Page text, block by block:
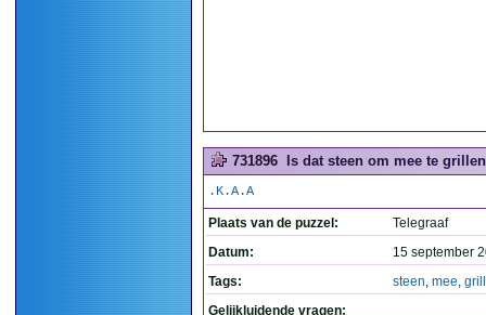
731896 Is dat steen om mee te
.K.A.A
Plaats van de puzzel:
Telegraaf
Datum:
15 september
Tags:
steen, mee,
Gelijkluidende vragen: